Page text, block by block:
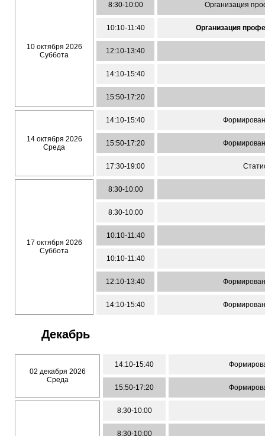
10 октября 2026
Суббота
8:30-10:00 Организация
10:10-11:40 Организация
12:10-13:40
14:10-15:40
15:50-17:20
14 октября 2026
Среда
14:10-15:40
15:50-17:20
17:30-19:00
17 октября 2026
Суббота
8:30-10:00
8:30-10:00
10:10-11:40
10:10-11:40
12:10-13:40
14:10-15:40
Декабрь
02 декабря 2026
Среда
14:10-15:40
15:50-17:20
8:30-10:00
8:30-10:00